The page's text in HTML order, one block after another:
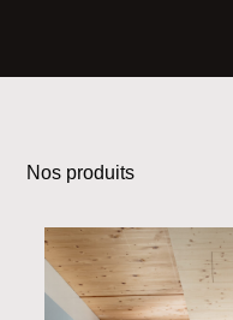
Nos produits